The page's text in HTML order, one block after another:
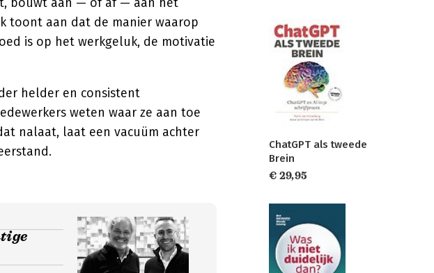
toont aan dat de manier waarop
is op het werkgeluk, de motivatie
helder en consistent
weten waar ze aan toe
nalaat, laat een vacuüm achter
ChatGPT als tweede
Brein
€ 29,95